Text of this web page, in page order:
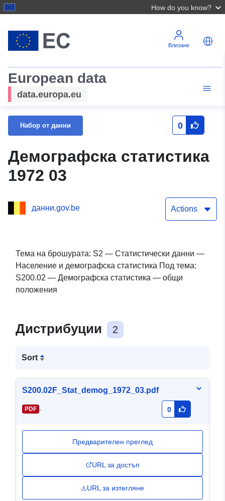
How do you know?
Влизане
European data
data.europa.eu
Набор от данни 0
Демографска статистика
1972 03
данни.gov.be Actions
Тема на брошурата: S2 — Статистически данни —
Население и демографска статистика Под тема:
S200.02 — Демографска статистика — общи
положения
Дистрибуции 2
Sort
S200.02F_Stat_demog_1972_03.pdf
PDF - 0
Предварителен преглед
URL за достъп
URL за изтегляне